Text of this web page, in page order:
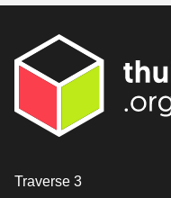
Contact
Traverse 3